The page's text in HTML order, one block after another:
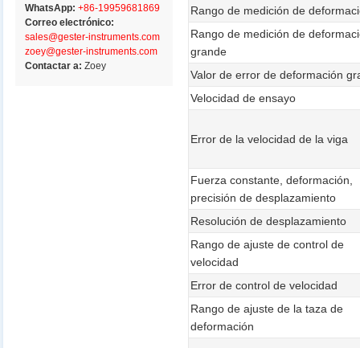
WhatsApp: +86-19959681869
Correo electrónico:
sales@gester-instruments.com
zoey@gester-instruments.com
Contactar a:Zoey
Rango de medición de
Rango de medición de
grande
Valor de error de deformación
Velocidad de ensayo
Error de la velocidad de la viga
Fuerza constante, deformación,
precisión de desplazamiento
Resolución de desplazamiento
Rango de ajuste de control de
velocidad
Error de control de velocidad
Rango de ajuste de la taza de
deformación